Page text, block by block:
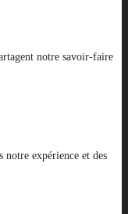
notre savoir-faire
notre expérience et des